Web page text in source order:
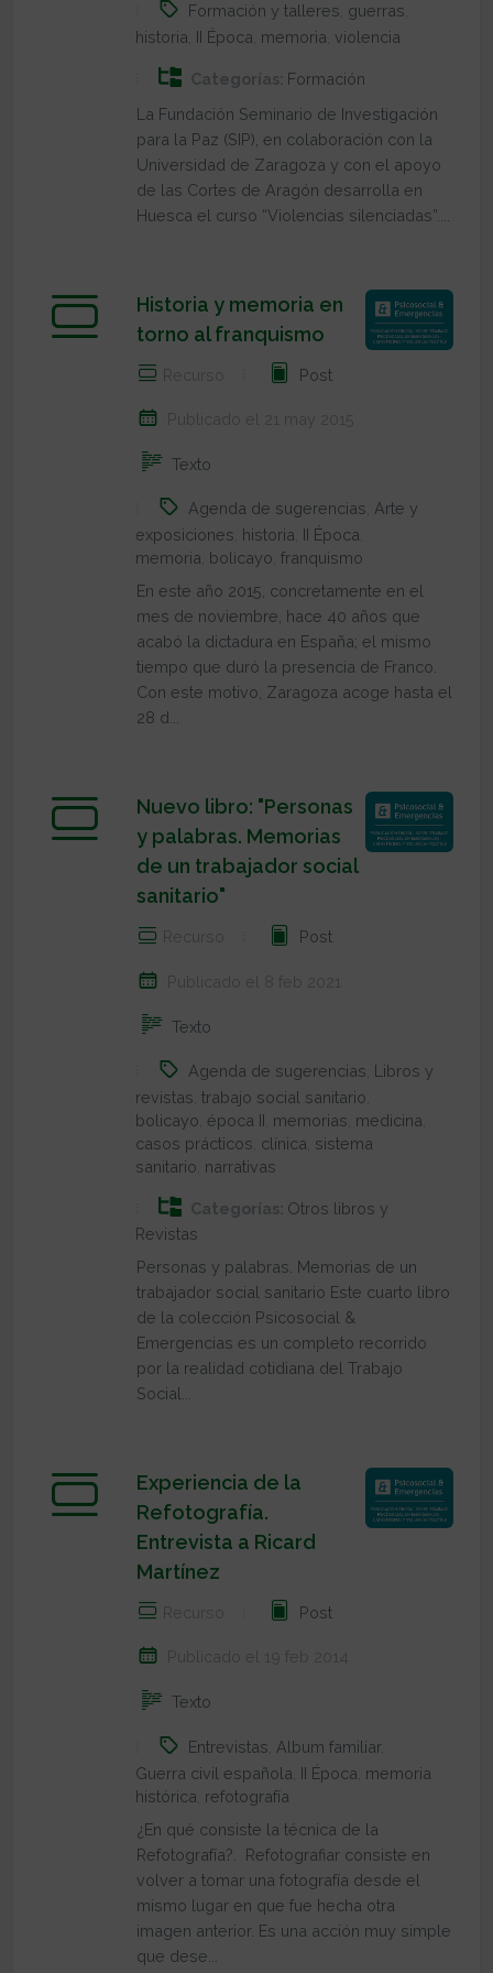
Formación y talleres guerras
historia II Época memoria violencia
Categorías: Formación
La Fundación Seminario de Investigación
para la Paz (SIP), en colaboración con la
Universidad de Zaragoza y con el apoyo
de las Cortes de Aragón desarrolla en
Huesca el curso “Violencias silenciadas”....
Historia y memoria en
torno al franquismo
Recurso Post
Publicado el 21 may 2015
Texto
Agenda de sugerencias Arte y
exposiciones historia II Época
memoria bolicayo franquismo
En este año 2015, concretamente en el
mes de noviembre, hace 40 años que
acabó la dictadura en España; el mismo
tiempo que duró la presencia de Franco.
Con este motivo, Zaragoza acoge hasta el
28 d...
Nuevo libro: "Personas
y palabras. Memorias
de un trabajador social
sanitario"
Recurso Post
Publicado el 8 feb 2021
Texto
Agenda de sugerencias Libros y
revistas trabajo social sanitario
bolicayo época II memorias medicina
casos prácticos clínica sistema
sanitario narrativas
Categorías: Otros libros y
Revistas
Personas y palabras. Memorias de un
trabajador social sanitario Este cuarto libro
de la colección Psicosocial &
Emergencias es un completo recorrido
por la realidad cotidiana del Trabajo
Social...
Experiencia de la
Refotografía.
Entrevista a Ricard
Martínez
Recurso Post
Publicado el 19 feb 2014
Texto
Entrevistas Album familiar,
Guerra civil española II Época memoria
histórica refotografía
¿En qué consiste la técnica de la
Refotografía?. Refotografiar consiste en
volver a tomar una fotografía desde el
mismo lugar en que fue hecha otra
imagen anterior. Es una acción muy simple
que dese...